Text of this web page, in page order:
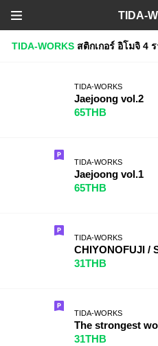
TIDA-
TIDA-WORKS สติกเกอร์ อิโมจิ 4
TIDA-WORKS
Jaejoong vol.2
65THB
TIDA-WORKS
Jaejoong vol.1
65THB
TIDA-WORKS
CHIYONOFUJI /
31THB
TIDA-WORKS
The strongest
31THB